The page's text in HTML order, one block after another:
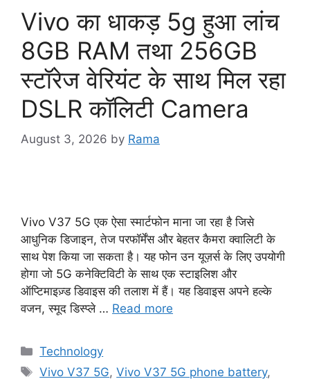
Vivo का धाकड़ 5g हुआ लांच
8GB RAM तथा 256GB
स्टॉरेज वेरियंट के साथ मिल रहा
DSLR कॉलिटी Camera
August 3, 2026 by Rama
Vivo V37 5G एक ऐसा स्मार्टफोन माना जा रहा है जिसे
आधुनिक डिजाइन, तेज परफॉर्मेंस और बेहतर कैमरा क्वालिटी के
साथ पेश किया जा सकता है। यह फोन उन यूज़र्स के लिए उपयोगी
होगा जो 5G कनेक्टिविटी के साथ एक स्टाइलिश और
ऑप्टिमाइज़्ड डिवाइस की तलाश में हैं। यह डिवाइस अपने हल्के
वजन, स्मूद डिस्प्ले … Read more
Categories
Technology
Tags
Vivo V37 5G,Vivo V37 5G phone battery,